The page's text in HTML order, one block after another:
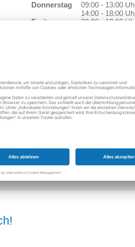
Donnerstag
09:00 - 13:00
14:00 - 18:00
Freitag
09:00 - 13:00
Kurze Wege ohne Stufen führen Sie